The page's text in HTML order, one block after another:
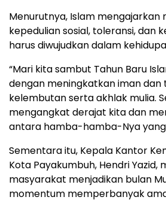
Menurutnya, Islam mengajarkan
kepedulian sosial, toleransi, dan
harus diwujudkan dalam
“Mari kita sambut Tahun Baru
dengan meningkatkan iman
kelembutan serta akhlak mulia.
mengangkat derajat kita dan
antara hamba-hamba-Nya yang
Sementara itu, Kepala Kantor
Kota Payakumbuh, Hendri Yazid,
masyarakat menjadikan bulan
momentum memperbanyak